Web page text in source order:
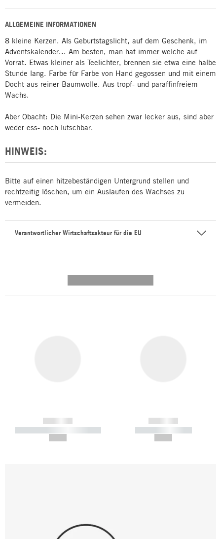
ALLGEMEINE INFORMATIONEN
8 kleine Kerzen. Als Geburtstagslicht, auf dem Geschenk, im
Adventskalender... Am besten, man hat immer welche auf
Vorrat. Etwas kleiner als Teelichter, brennen sie etwa eine halbe
Stunde lang. Farbe für Farbe von Hand gegossen und mit einem
Docht aus reiner Baumwolle. Aus tropf- und paraffinfreiem
Wachs.
Aber Obacht: Die Mini-Kerzen sehen zwar lecker aus, sind aber
weder ess- noch lutschbar.
HINWEIS:
Bitte auf einen hitzebeständigen Untergrund stellen und
rechtzeitig löschen, um ein Auslaufen des Wachses zu
vermeiden.
Verantwortlicher Wirtschaftsakteur für die EU
------------
----------- ----------- -----------
------------
----------- -----------